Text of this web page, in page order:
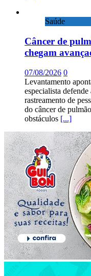
Saúde
Câncer de
chegam
07/08/2026 0
Levantamento
especialista
rastreamento de
do câncer de
obstáculos [...]